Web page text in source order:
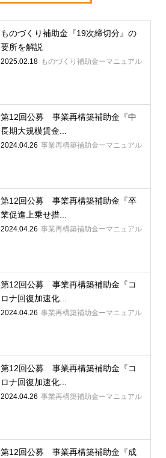
ものづくり補助金『19次締切分』の
要所を解説
2025.02.18 ものづくり補助金ーマニュアル
第12回公募 事業再構築補助金『中
長期大規模賃金...
2024.04.26 事業再構築補助金ーマニュアル
第12回公募 事業再構築補助金『卒
業促進上乗せ措...
2024.04.26 事業再構築補助金ーマニュアル
第12回公募 事業再構築補助金『コ
ロナ回復加速化...
2024.04.26 事業再構築補助金ーマニュアル
第12回公募 事業再構築補助金『コ
ロナ回復加速化...
2024.04.26 事業再構築補助金ーマニュアル
第12回公募 事業再構築補助金『成